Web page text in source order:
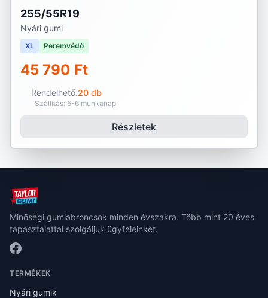
255/55R19
Nyári gumi
XL Peremvédő
45 790 Ft
Rendelhető:20 db
Szállítás: 5-6 munkanap
Részletek
Minőségi gumiabroncsok minden évszakra. Több mint 20 éves
tapasztalattal szolgáljuk ügyfeleinket.
TERMÉKEK
Nyári gumik